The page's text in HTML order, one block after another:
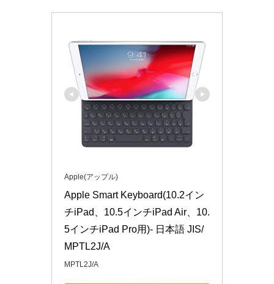
Apple(アップル)
Apple Smart Keyboard(10.2イン
チiPad、10.5インチiPad Air、10.
5インチiPad Pro用)- 日本語 JIS/
MPTL2J/A
MPTL2J/A